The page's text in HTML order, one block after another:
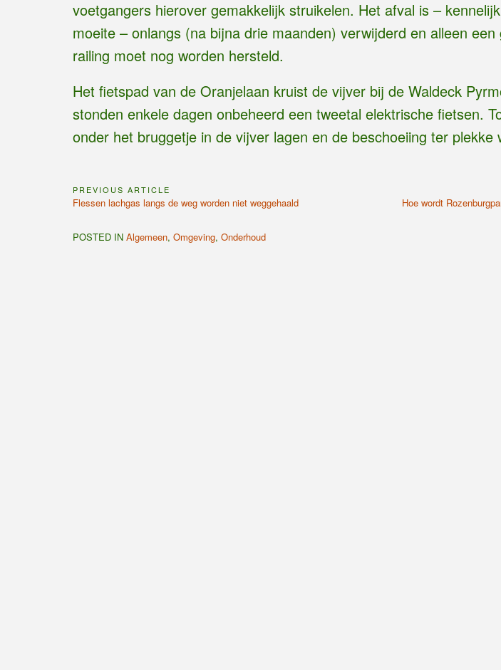
voetgangers hierover gemakkelijk struikelen. Het afval is –
moeite – onlangs (na bijna drie maanden) verwijderd en alleen een
railing moet nog worden hersteld.
Het fietspad van de Oranjelaan kruist de vijver bij de Waldeck
stonden enkele dagen onbeheerd een tweetal elektrische fietsen.
onder het bruggetje in de vijver lagen en de beschoeiing ter plekke
Bericht
PREVIOUS ARTICLE
Previous
Flessen lachgas langs de weg worden niet weggehaald
Next
Hoe wordt
POSTED IN Algemeen, Omgeving, Onderhoud